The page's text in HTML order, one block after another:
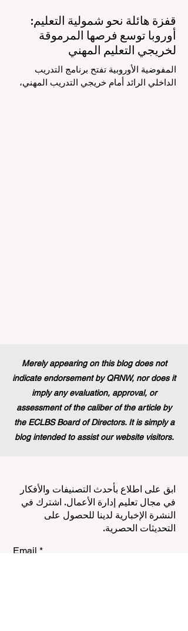
قفزة هائلة نحو شمولية التعليم:
أوروبا توسع فرصها المرموقة
لخريجي التعليم المهني
المفوضية الأوروبية تفتح برنامج التدريب
الداخلي الرائد أمام خريجي التدريب المهني،
Merely appearing on this blog does not
indicate endorsement by QRNW, nor does it
imply any evaluation, approval, or
assessment of the caliber of the article by
the ECLBS Board of Directors. It is simply a
blog intended to assist our website visitors.
ابق على اطلاع بأحدث التصنيفات والأفكار
في مجال تعليم إدارة الأعمال. اشترك في
النشرة الإخبارية لدينا للحصول على
التحديثات الحصرية.
Email